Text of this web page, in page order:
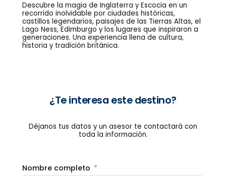
Descubre la magia de Inglaterra y Escocia en un
recorrido inolvidable por ciudades históricas,
castillos legendarios, paisajes de las Tierras Altas, el
Lago Ness, Edimburgo y los lugares que inspiraron a
generaciones. Una experiencia llena de cultura,
historia y tradición británica.
¿Te interesa este destino?
Déjanos tus datos y un asesor te contactará con
toda la información.
Nombre completo